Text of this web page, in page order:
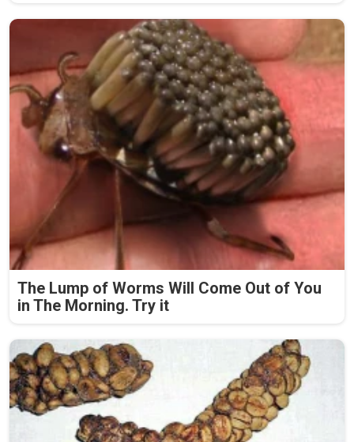
The Lump of Worms Will Come Out of You
in The Morning. Try it